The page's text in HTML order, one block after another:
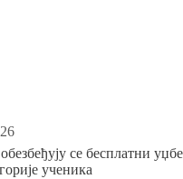
се бесплатни
ученика